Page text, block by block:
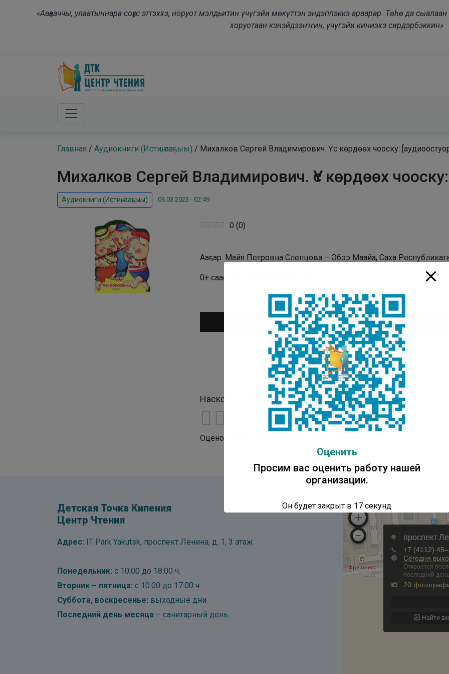
«Ааҕааччы, улаатыннара соҕус эттэххэ, норуот мэлдьитин үчүгэйи мөкүттэн эндэппэккэ араарар. Төһө да
хоруотаан кэнэйдээҥҥин, үчүгэйи киниэхэ сирдэрбэккин»
Главная / Аудиокниги (Истиҥ, ааҕыы) / Михалков Сергей Владимирович. Үс көрдөөх чооску:
Михалков Сергей Владимирович. Үс көрдөөх
Аудиокниги (Истиҥ, ааҕыы) 06.03.2023 - 02:49
0 (0)
Ааҕар: Майя Петровна Слепцова – Эбээ Маайа, Саха
0+ саастаах оҕолорго аналлаах
Насколько вам понравилась публикация?
Оценок пока нет. Поставьте оценку первым.
Детская Точка Кипения
Центр Чтения
Адрес: IT Park Yakutsk, проспект Ленина, д. 1, 3 этаж
Понедельник: с 10:00 до 18:00 ч.
Вторник – пятница: с 10:00 до 17:00 ч.
Суббота, воскресенье: выходные дни
Последний день месяца – санитарный день
Оценить
Просим вас оценить работу нашей
организации.
Он будет закрыт в 17 секунд